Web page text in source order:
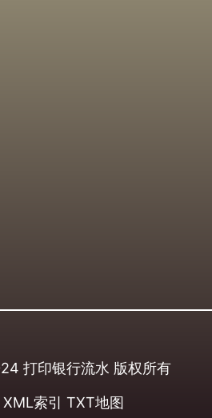
打印银行流水 版权所有
XML索引 TXT地图